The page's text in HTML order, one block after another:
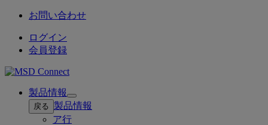
お問い合わせ
ログイン
会員登録
製品情報
Open
submenu
戻る 製品情報
ア行